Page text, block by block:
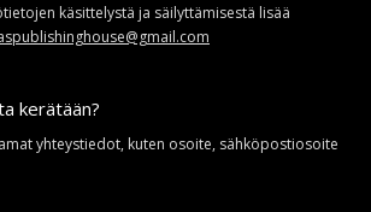
käsittelystä ja säilyttämisestä lisää
kerätään?
yhteystiedot, kuten osoite, sähköpostiosoite